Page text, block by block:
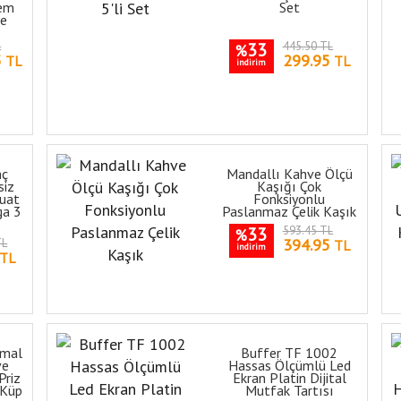
TL
Set
%33
indirim
445.50 TL
299.95 TL
3
Mandallı Kahve Ölçü
Kaşığı Çok
Fonksiyonlu
Paslanmaz Çelik Kaşık
%33
indirim
593.45 TL
394.95 TL
Buffer TF 1002
Hassas Ölçümlü Led
Ekran Platin Dijital
Mutfak Tartısı